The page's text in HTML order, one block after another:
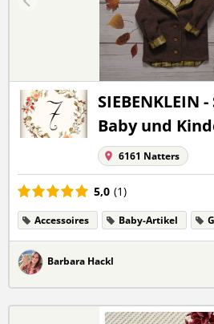
SIEBENKLEIN
Baby und
6161 Natters
5,0 (1)
Accessoires Baby-Artikel
Barbara Hackl